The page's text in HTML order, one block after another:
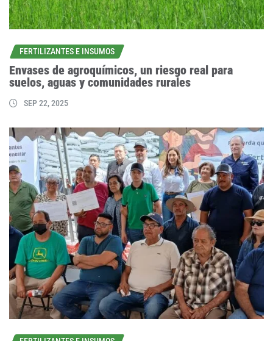
FERTILIZANTES E INSUMOS
Envases de agroquímicos, un riesgo real para
suelos, aguas y comunidades rurales
SEP 22, 2025